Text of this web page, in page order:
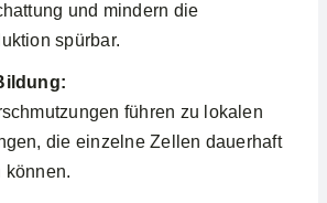
und mindern die
spürbar.
führen zu lokalen
die einzelne Zellen dauerhaft
können.